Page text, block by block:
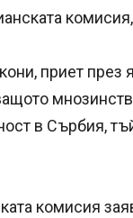
приет
в Сърбия,
комисия